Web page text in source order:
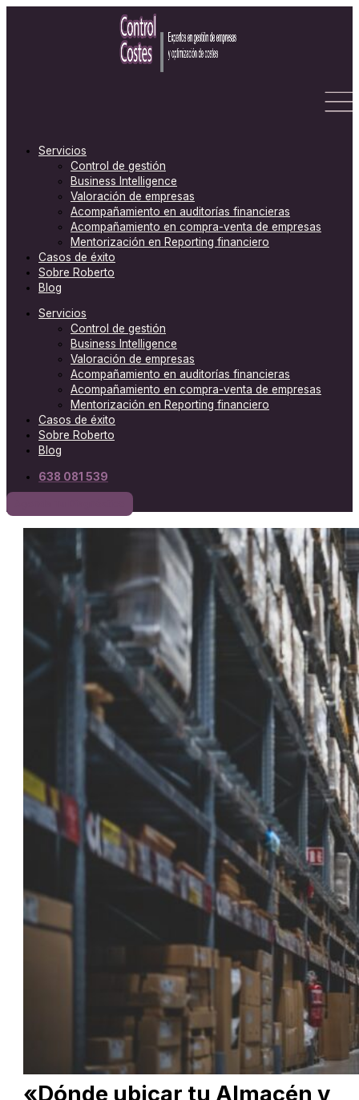
Servicios
Control de gestión
Business Intelligence
Valoración de empresas
Acompañamiento en auditorías financieras
Acompañamiento en compra-venta de empresas
Mentorización en Reporting financiero
Casos de éxito
Sobre Roberto
Blog
Servicios
Control de gestión
Business Intelligence
Valoración de empresas
Acompañamiento en auditorías financieras
Acompañamiento en compra-venta de empresas
Mentorización en Reporting financiero
Casos de éxito
Sobre Roberto
Blog
638 081 539
«Dónde ubicar tu Almacén y